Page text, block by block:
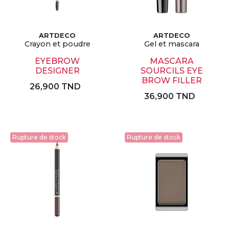
ARTDECO
Crayon et poudre
EYEBROW
DESIGNER
26,900 TND
ARTDECO
Gel et mascara
MASCARA
SOURCILS EYE
BROW FILLER
36,900 TND
Rupture de stock Rupture de stock